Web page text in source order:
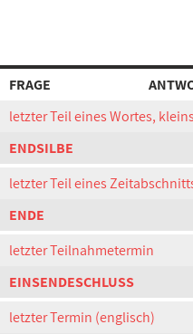
FRAGE
letzter Teil eines Wortes,
ENDSILBE
letzter Teil eines
ENDE
letzter Teilnahmetermin
EINSENDESCHLUSS
letzter Termin (englisch)